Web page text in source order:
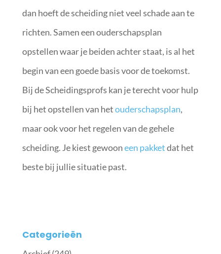
dan hoeft de scheiding niet veel schade aan te
richten. Samen een ouderschapsplan
opstellen waar je beiden achter staat, is al het
begin van een goede basis voor de toekomst.
Bij de Scheidingsprofs kan je terecht voor hulp
bij het opstellen van hetouderschapsplan,
maar ook voor het regelen van de gehele
scheiding. Je kiest gewooneen pakketdat het
beste bij jullie situatie past.
Categorieën